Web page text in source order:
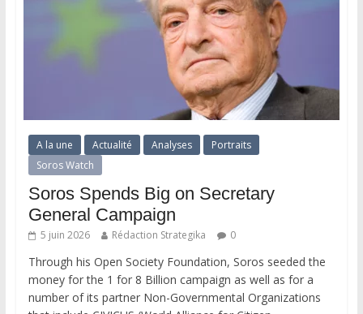
A la une Actualité Analyses
Portraits
Soros Watch
Soros Spends Big on Secretary
General Campaign
5 juin 2026 Rédaction Strategika 0
Through his Open Society Foundation, Soros seeded the
money for the 1 for 8 Billion campaign as well as for a
number of its partner Non-Governmental Organizations